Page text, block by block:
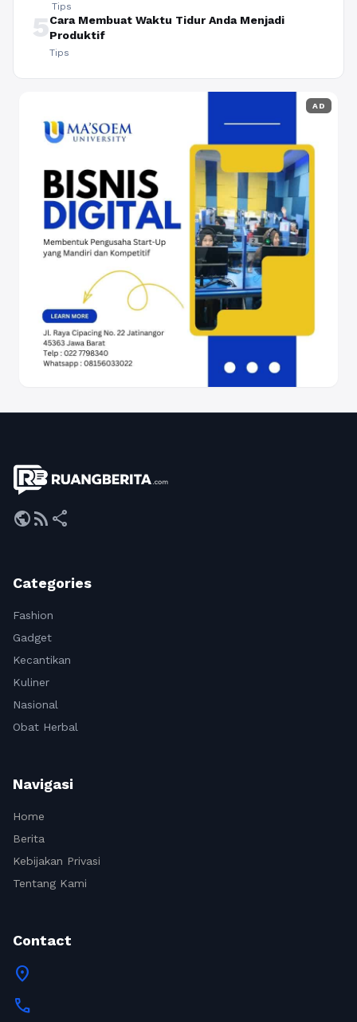
Tips
5Cara Membuat Waktu Tidur Anda Menjadi
Produktif
Tips
AD
publicrss_feed share
Categories
Fashion
Gadget
Kecantikan
Kuliner
Nasional
Obat Herbal
Navigasi
Home
Berita
Kebijakan Privasi
Tentang Kami
Contact
location_on
call